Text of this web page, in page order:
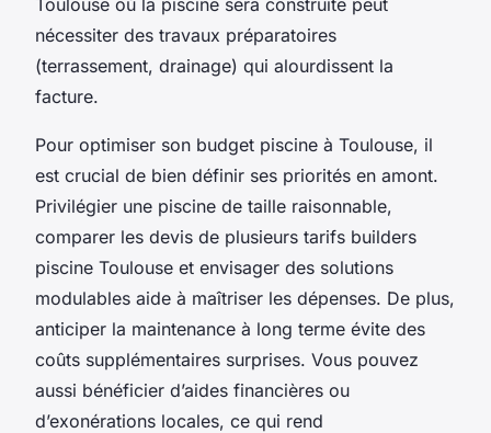
nécessiter des travaux préparatoires
(terrassement, drainage) qui alourdissent la
facture.
Pour optimiser son budget piscine à Toulouse, il
est crucial de bien définir ses priorités en amont.
Privilégier une piscine de taille raisonnable,
comparer les devis de plusieurs tarifs builders
piscine Toulouse et envisager des solutions
modulables aide à maîtriser les dépenses. De plus,
anticiper la maintenance à long terme évite des
coûts supplémentaires surprises. Vous pouvez
aussi bénéficier d’aides financières ou
d’exonérations locales, ce qui rend